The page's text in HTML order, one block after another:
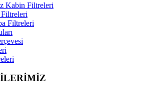
Kabin Filtreleri
Filtreleri